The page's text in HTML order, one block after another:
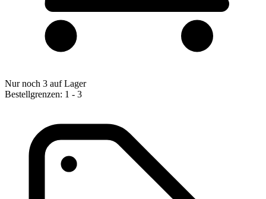
Nur noch 3 auf Lager
Bestellgrenzen: 1 - 3